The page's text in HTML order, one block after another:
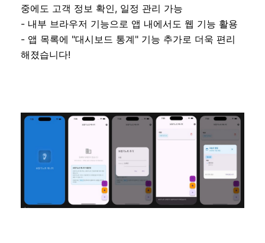
중에도 고객 정보 확인, 일정 관리 가능
- 내부 브라우저 기능으로 앱 내에서도 웹 기능 활용
- 앱 목록에 "대시보드 통계" 기능 추가로 더욱 편리
해졌습니다!